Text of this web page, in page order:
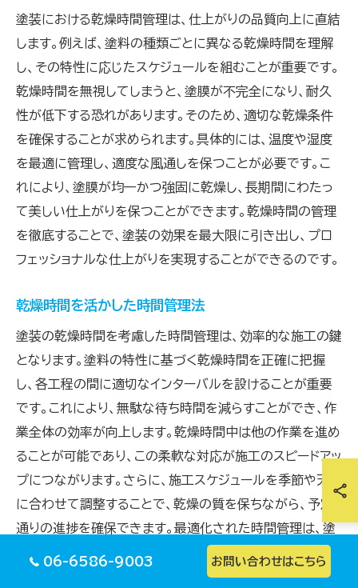
塗装における乾燥時間管理は、仕上がりの品質向上に直結
します。例えば、塗料の種類ごとに異なる乾燥時間を理解
し、その特性に応じたスケジュールを組むことが重要です。
乾燥時間を無視してしまうと、塗膜が不完全になり、耐久
性が低下する恐れがあります。そのため、適切な乾燥条件
を確保することが求められます。具体的には、温度や湿度
を最適に管理し、適度な風通しを保つことが必要です。こ
れにより、塗膜が均一かつ強固に乾燥し、長期間にわたっ
て美しい仕上がりを保つことができます。乾燥時間の管理
を徹底することで、塗装の効果を最大限に引き出し、プロ
フェッショナルな仕上がりを実現することができるのです。
乾燥時間を活かした時間管理法
塗装の乾燥時間を考慮した時間管理は、効率的な施工の鍵
となります。塗料の特性に基づく乾燥時間を正確に把握
し、各工程の間に適切なインターバルを設けることが重要
です。これにより、無駄な待ち時間を減らすことができ、作
業全体の効率が向上します。乾燥時間中は他の作業を進め
ることが可能であり、この柔軟な対応が施工のスピードアッ
プにつながります。さらに、施工スケジュールを季節や天候
に合わせて調整することで、乾燥の質を保ちながら、予定
通りの進捗を確保できます。最適化された時間管理は、塗
装プロジェクト全体の成功に寄与し、高品質な仕上がりを
保証します。シリーズの締めくくりとして、皆様が外壁塗装
06-6586-9003 お問い合わせはこちら